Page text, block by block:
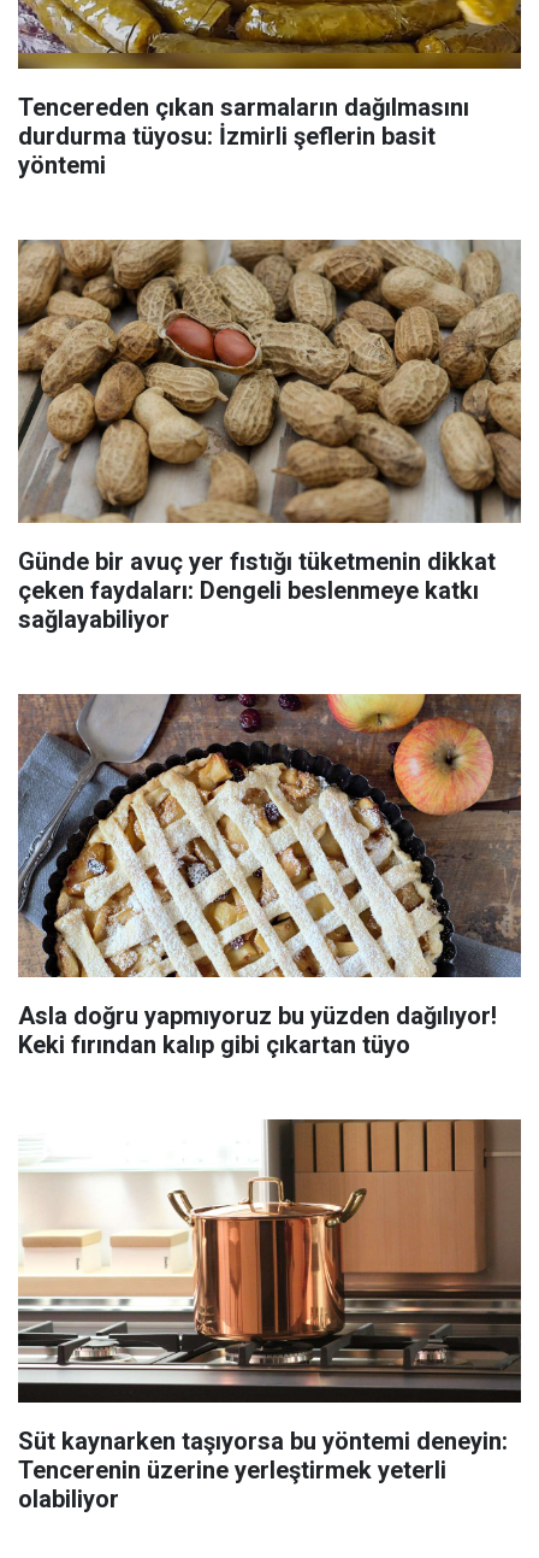
Tencereden çıkan sarmaların dağılmasını
durdurma tüyosu: İzmirli şeflerin basit
yöntemi
Günde bir avuç yer fıstığı tüketmenin dikkat
çeken faydaları: Dengeli beslenmeye katkı
sağlayabiliyor
Asla doğru yapmıyoruz bu yüzden dağılıyor!
Keki fırından kalıp gibi çıkartan tüyo
Süt kaynarken taşıyorsa bu yöntemi deneyin:
Tencerenin üzerine yerleştirmek yeterli
olabiliyor